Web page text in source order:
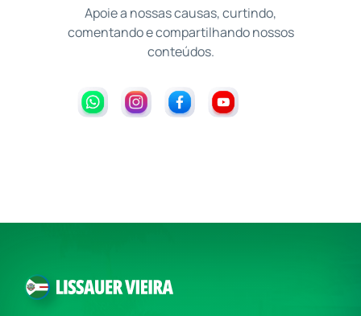
Apoie a nossas causas, curtindo,
comentando e compartilhando nossos
conteúdos.